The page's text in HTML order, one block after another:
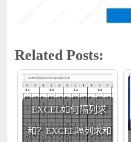
Related Posts:
EXCEL如何隔列求
和？EXCEL隔列求和